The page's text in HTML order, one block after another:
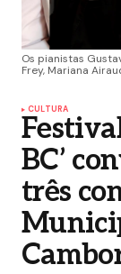
Os pianistas
Frey, Mariana
CULTURA
BC’
três